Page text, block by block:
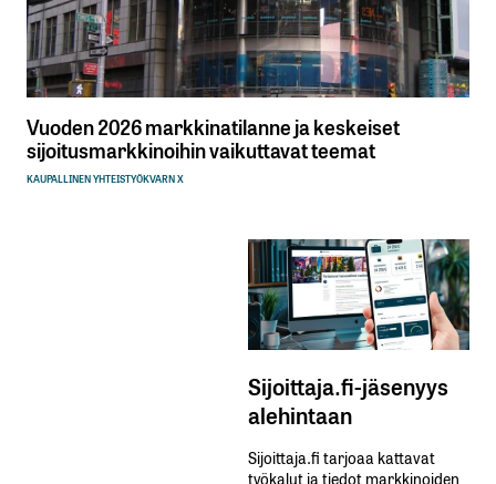
Vuoden 2026 markkinatilanne ja keskeiset
sijoitusmarkkinoihin vaikuttavat teemat
KAUPALLINEN YHTEISTYÖKVARN X
Sijoittaja.fi-jäsenyys
alehintaan
Sijoittaja.fi tarjoaa kattavat
työkalut ja tiedot markkinoiden